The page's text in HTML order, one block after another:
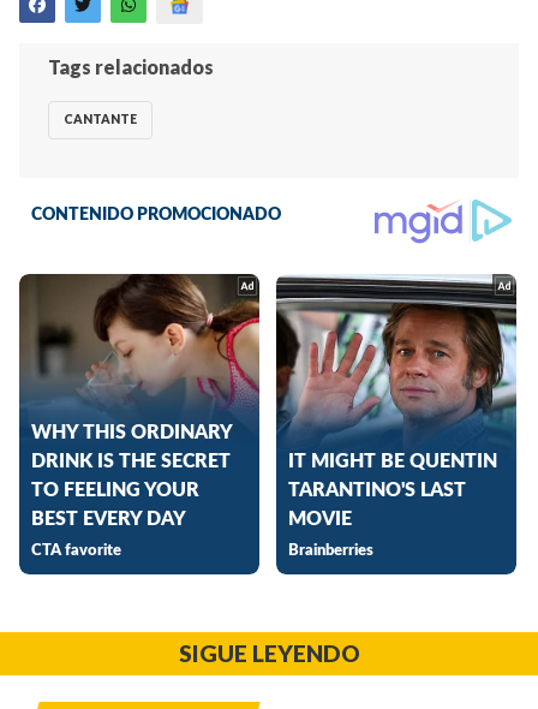
Tags relacionados
CANTANTE
SIGUE LEYENDO